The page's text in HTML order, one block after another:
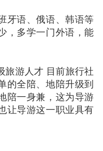
牙语、俄语、韩语等
，多学一门外语，能
旅游人才 目前旅行社
的全陪、地陪升级到
陪一身兼，这为导游
让导游这一职业具有